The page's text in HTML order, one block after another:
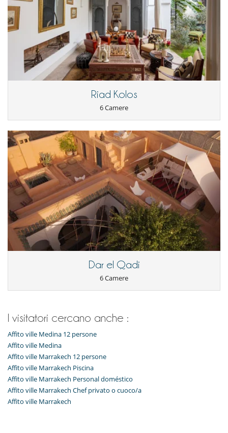
Estintore
Rilevatore di fumo
All'esterno
Barbecue a carbonella
Cucina estiva
Posti per cenare a cielo aperto
Sedie lunge sulla terrazza
Spazio cena sulla terrazza
Divertimenti ed attività sportive
Giochi di società
Hammam
Lettino da massaggio
Libri
Music speaker
Piscina a filtrazione di cloro
Piscina esteriore
Elettrodomestici
Cucina independente
Frigorifero doppio
Frullatore
Macchina da caffè (a capsule)
Camini
Reverse cycle air conditioner
Terrazza sul tetto
Personale
Cuoco / Donna delle pulizie
Riad con personale
Riad Kolos
6 Camere
Dar el Qadi
6 Camere
I visitatori cercano anche :
Affito ville Medina 12 persone
Affito ville Medina
Affito ville Marrakech 12 persone
Affito ville Marrakech Piscina
Affito ville Marrakech Personal doméstico
Affito ville Marrakech Chef privato o cuoco/a
Affito ville Marrakech